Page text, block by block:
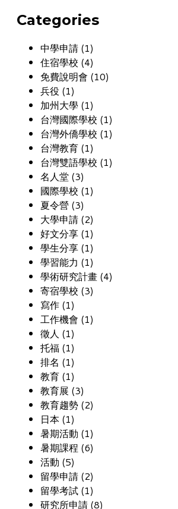
Categories
中學申請 (1)
住宿學校 (4)
免費說明會 (10)
兵役 (1)
加州大學 (1)
台灣國際學校 (1)
台灣外僑學校 (1)
台灣教育 (1)
台灣雙語學校 (1)
名人堂 (3)
國際學校 (1)
夏令營 (3)
大學申請 (2)
好文分享 (1)
學生分享 (1)
學習能力 (1)
學術研究計畫 (4)
寄宿學校 (3)
寫作 (1)
工作機會 (1)
徵人 (1)
托福 (1)
排名 (1)
教育 (1)
教育展 (3)
教育趨勢 (2)
日本 (1)
暑期活動 (1)
暑期課程 (6)
活動 (5)
留學申請 (2)
留學考試 (1)
研究所申請 (8)